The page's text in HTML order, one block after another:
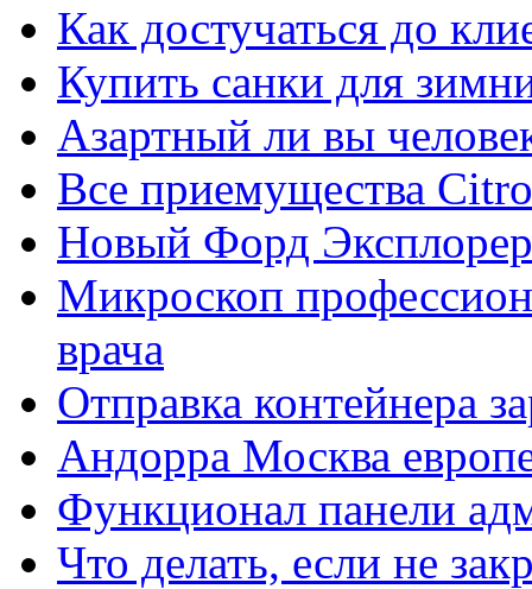
Как достучаться до
Купить санки для
Азартный ли вы
Все приемущества
Новый Форд
Микроскоп
врача
Отправка контейнера
Андорра Москва
Функционал панели
Что делать, если не